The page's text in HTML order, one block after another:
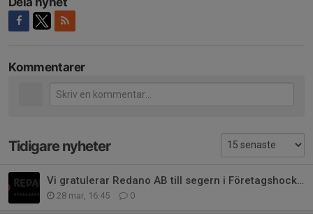
Kommentarer
Tidigare nyheter
Vi gratulerar Redano AB till segern i Företagshockeyn
28 mar, 16:45 0